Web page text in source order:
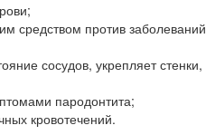
средством против заболеваний
сосудов, укрепляет стенки,
пародонтита;
кровотечений.